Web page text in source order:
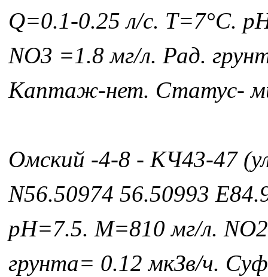
Q=0.1-0.25 л/с. Т=7°С.
NO3 =1.8 мг/л. Рад.
Каптаж-нет. Статус-
Омский -4-8 - КЧ43-47
N56.50974 56.50993
рН=7.5. М=810 мг/л.
грунта= 0.12 мкЗв/ч.